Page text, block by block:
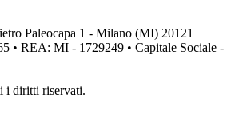
Paleocapa 1 - Milano (MI) 20121
• REA: MI - 1729249 • Capitale Sociale -
i diritti riservati.